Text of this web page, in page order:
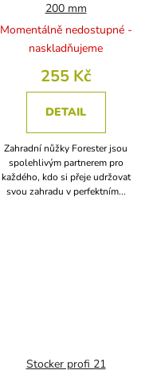
200 mm
Momentálně nedostupné -
naskladňujeme
255 Kč
DETAIL
Zahradní nůžky Forester jsou
spolehlivým partnerem pro
každého, kdo si přeje udržovat
svou zahradu v perfektním...
Stocker profi 21